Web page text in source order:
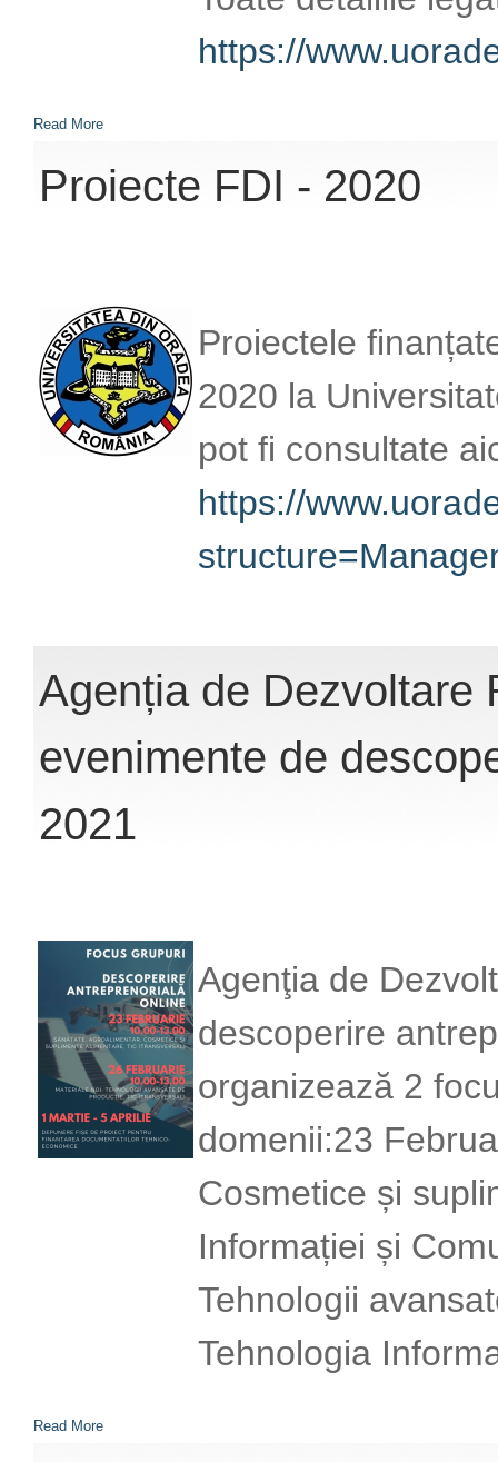
https://
Read More
Proiecte FDI - 2020
Proiectele
2020 la
pot fi consultate
https://
Agenția de Dezvoltare
evenimente de
2021
Agenţia de
descoperire
organizează 2
domenii:23
Cosmetice și
Informației și
Tehnologii
Tehnologia
Read More